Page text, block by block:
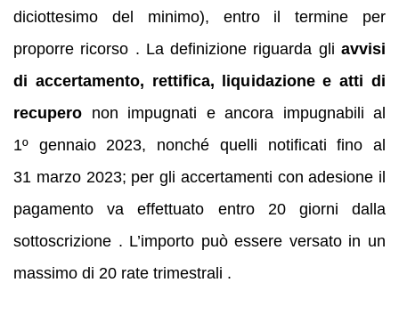
diciottesimo del minimo), entro il termine per
proporre ricorso . La definizione riguarda gli avvisi
di accertamento, rettifica, liquidazione e atti di
recupero non impugnati e ancora impugnabili al
1º gennaio 2023, nonché quelli notificati fino al
31 marzo 2023; per gli accertamenti con adesione il
pagamento va effettuato entro 20 giorni dalla
sottoscrizione . L’importo può essere versato in un
massimo di 20 rate trimestrali .